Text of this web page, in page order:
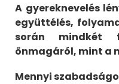
A gyereknevelés
együttélés,
során mindkét
önmagáról, mint a
Mennyi